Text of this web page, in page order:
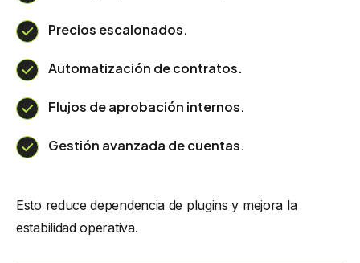
Precios escalonados.
Automatización de contratos.
Flujos de aprobación internos.
Gestión avanzada de cuentas.
Esto reduce dependencia de plugins y mejora la
estabilidad operativa.